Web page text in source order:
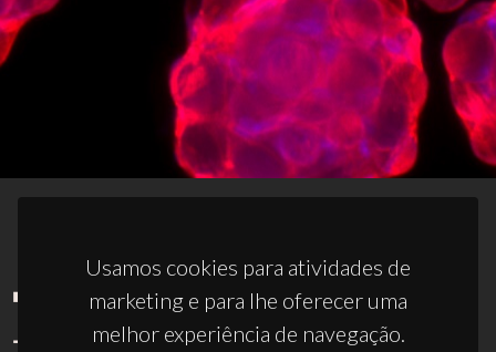
Usamos cookies para atividades de
marketing e para lhe oferecer uma
melhor experiência de navegação.